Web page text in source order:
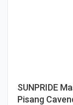
SUNPRIDE
Pisang